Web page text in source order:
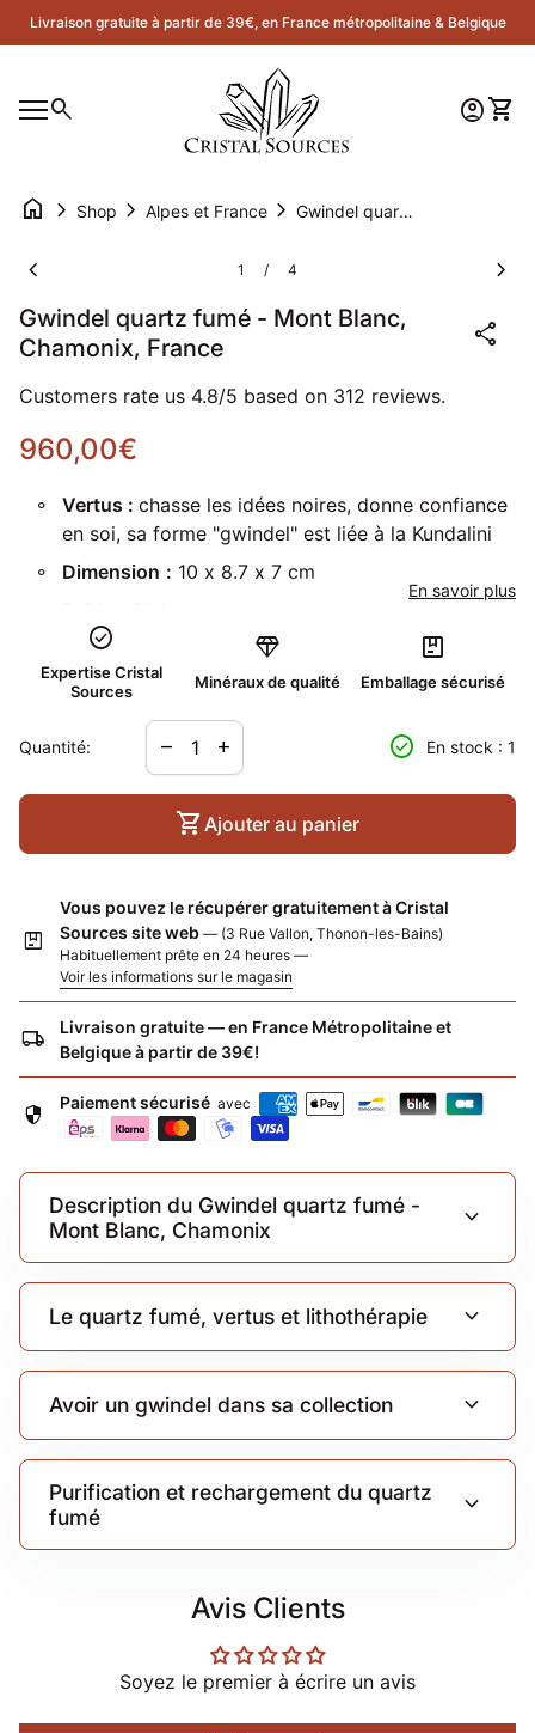
Skip to content
Livraison gratuite à partir de 39€, en France métropolitaine & Belgique
Navigation mobile
search
Accueil
Compte
account_circle Voir
shopping_cart
home chevron_right Shop chevron_right Alpes et France chevron_right Gwindel quartz fumé - Mont Blanc, Chamonix, France
chevron_left 1 / 4 chevron_right
Gwindel quartz fumé - Mont Blanc,
Chamonix, France
share
Customers rate us 4.8/5 based on 312 reviews.
Prix normal
960,00€
Vertus : chasse les idées noires, donne confiance
en soi, sa forme "gwindel" est liée à la Kundalini
Dimension : 10 x 8.7 x 7 cm
Localité
Talèfre, Mont Blanc, Chamonix, France
En savoir plus
check_circle
Expertise Cristal
Sources
diamond
Minéraux de qualité
package
Emballage sécurisé
Quantité:
Diminuer la quantité pour
remove
Augmenter la quantité pour
add check_circle En stock : 1
shopping_cart Ajouter au panier
package
Vous pouvez le récupérer gratuitement à Cristal
Sources site web — (3 Rue Vallon, Thonon-les-Bains)
Habituellement prête en 24 heures —
Voir les informations sur le magasin
local_shipping
Livraison gratuite — en France Métropolitaine et
Belgique à partir de 39€!
security Paiement sécurisé avec
Description du Gwindel quartz fumé -
Mont Blanc, Chamonix
expand_more
Le quartz fumé, vertus et lithothérapie expand_more
Avoir un gwindel dans sa collection expand_more
Purification et rechargement du quartz
fumé
expand_more
Avis Clients
Soyez le premier à écrire un avis